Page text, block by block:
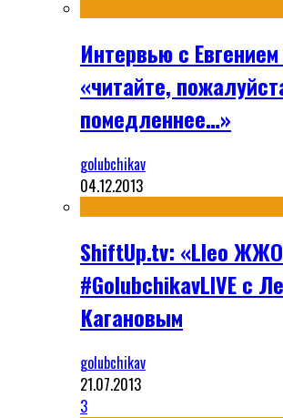
Интервью с
«читайте,
помедленнее…»
golubchikav
04.12.2013
ShiftUp.tv: «Lleo
#GolubchikavLIVE с
Кагановым
golubchikav
21.07.2013
3